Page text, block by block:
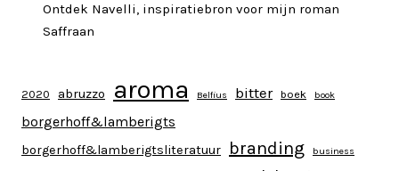
Ontdek Navelli, inspiratiebron voor mijn roman
Saffraan
2020 abruzzo aroma Belfius bitter boek book
borgerhoff&lamberigts
borgerhoff&lamberigtsliteratuur branding business